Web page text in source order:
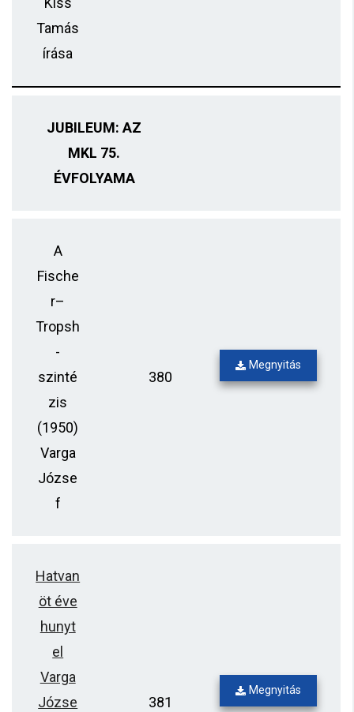
Tamás
írása
JUBILEUM: AZ
MKL 75.
ÉVFOLYAMA
A
Fische
r–
Tropsh
-
szinté
zis
(1950)
Varga
Józse
f
380
Megnyitás
Hatvan
öt éve
hunyt
el
Varga
Józse
381
Megnyitás